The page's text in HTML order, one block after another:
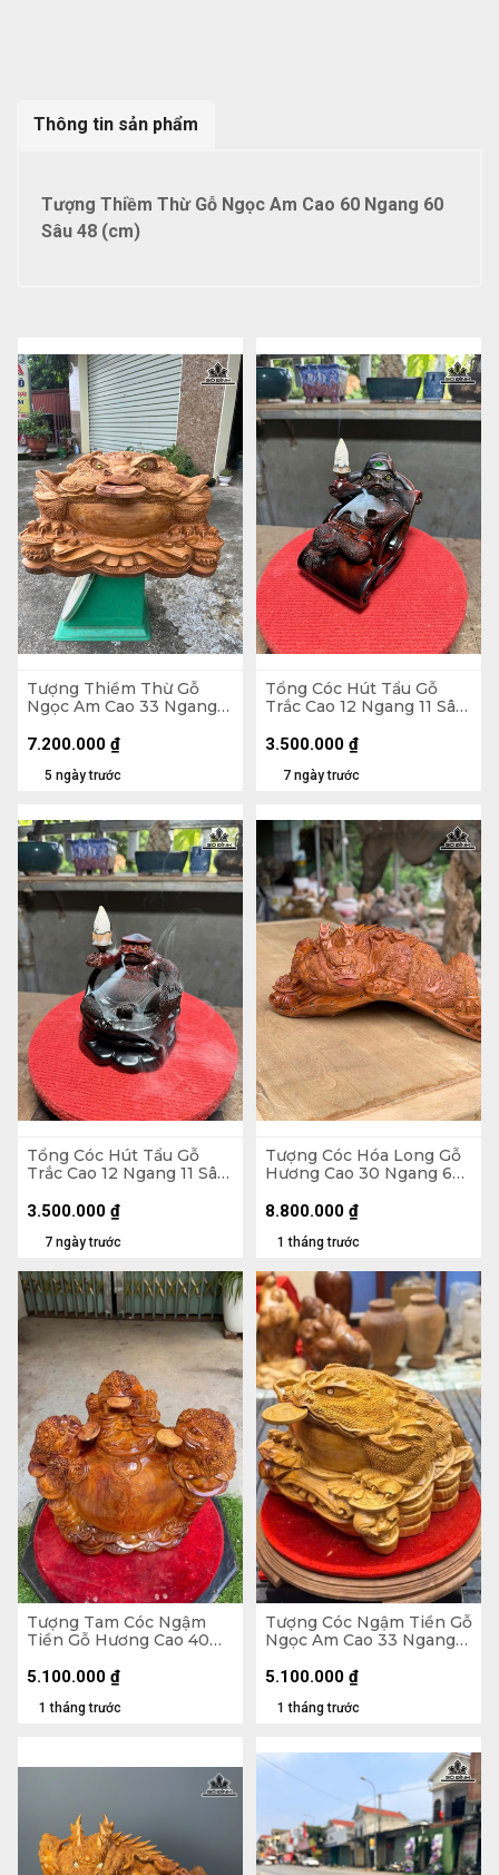
Thông tin sản phẩm
Tượng Thiềm Thừ Gỗ Ngọc Am Cao 60 Ngang 60
Sâu 48 (cm)
Tượng Thiềm Thừ Gỗ
Ngọc Am Cao 33 Ngang
5 ngày trước
7.200.000 ₫
Tổng Cóc Hút Tẩu Gỗ
Trắc Cao 12 Ngang 11 Sâu
7 ngày trước
3.500.000 ₫
Tổng Cóc Hút Tẩu Gỗ
Trắc Cao 12 Ngang 11 Sâu
7 ngày trước
3.500.000 ₫
Tượng Cóc Hóa Long Gỗ
Hương Cao 30 Ngang 68
1 tháng trước
8.800.000 ₫
Tượng Tam Cóc Ngậm
Tiền Gỗ Hương Cao 40
1 tháng trước
5.100.000 ₫
Tượng Cóc Ngậm Tiền Gỗ
Ngọc Am Cao 33 Ngang
1 tháng trước
5.100.000 ₫